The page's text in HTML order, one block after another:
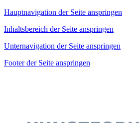
Hauptnavigation der Seite anspringen
Inhaltsbereich der Seite anspringen
Unternavigation der Seite anspringen
Footer der Seite anspringen